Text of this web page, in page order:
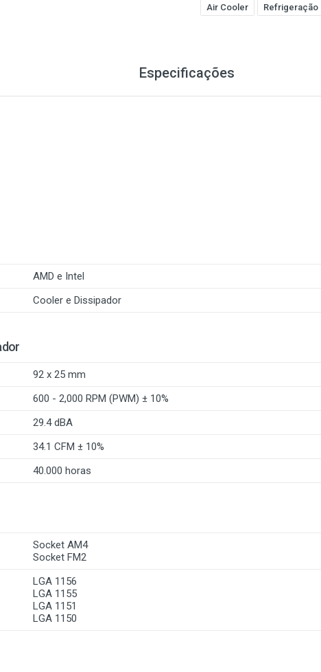
Air Cooler Refrigeração
Especificações
AMD e Intel
Cooler e Dissipador
92 x 25 mm
600 - 2,000 RPM (PWM) ± 10%
29.4 dBA
34.1 CFM ± 10%
40.000 horas
Socket AM4
Socket FM2
LGA 1156
LGA 1155
LGA 1151
LGA 1150